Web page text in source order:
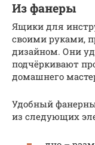
Из фанеры
Ящики для
своими руками,
дизайном. Они
подчёркивают
домашнего
Удобный
из следующих